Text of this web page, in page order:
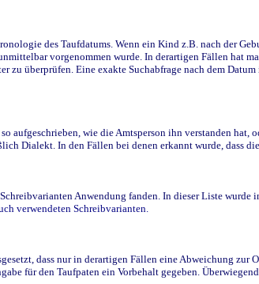
des Taufdatums. Wenn ein Kind z.B. nach der
vorgenommen wurde. In derartigen Fällen hat
überprüfen. Eine exakte Suchabfrage nach dem
wie die Amtsperson ihn verstanden hat,
Dialekt. In den Fällen bei denen erkannt wurde, dass
Anwendung fanden. In dieser Liste wurde
verwendeten Schreibvarianten.
dass nur in derartigen Fällen eine Abweichung
für den Taufpaten ein Vorbehalt gegeben.